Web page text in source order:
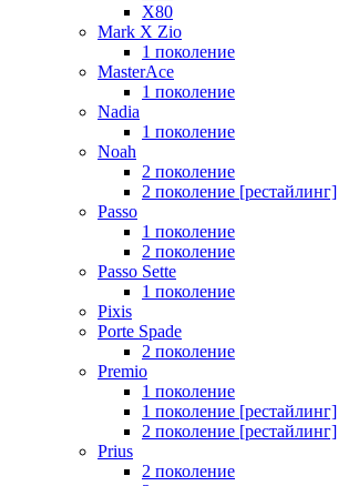
Х80
Mark X Zio
1 поколение
MasterAce
1 поколение
Nadia
1 поколение
Noah
2 поколение
2 поколение [рестайлинг]
Passo
1 поколение
2 поколение
Passo Sette
1 поколение
Pixis
Porte Spade
2 поколение
Premio
1 поколение
1 поколение [рестайлинг]
2 поколение [рестайлинг]
Prius
2 поколение